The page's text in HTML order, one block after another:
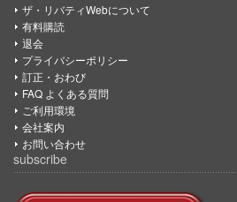
ザ・リバティWebについて
有料購読
退会
プライバシーポリシー
訂正・おわび
FAQ よくある質問
ご利用環境
会社案内
お問い合わせ
subscribe